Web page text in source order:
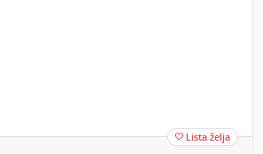
 Lista želja